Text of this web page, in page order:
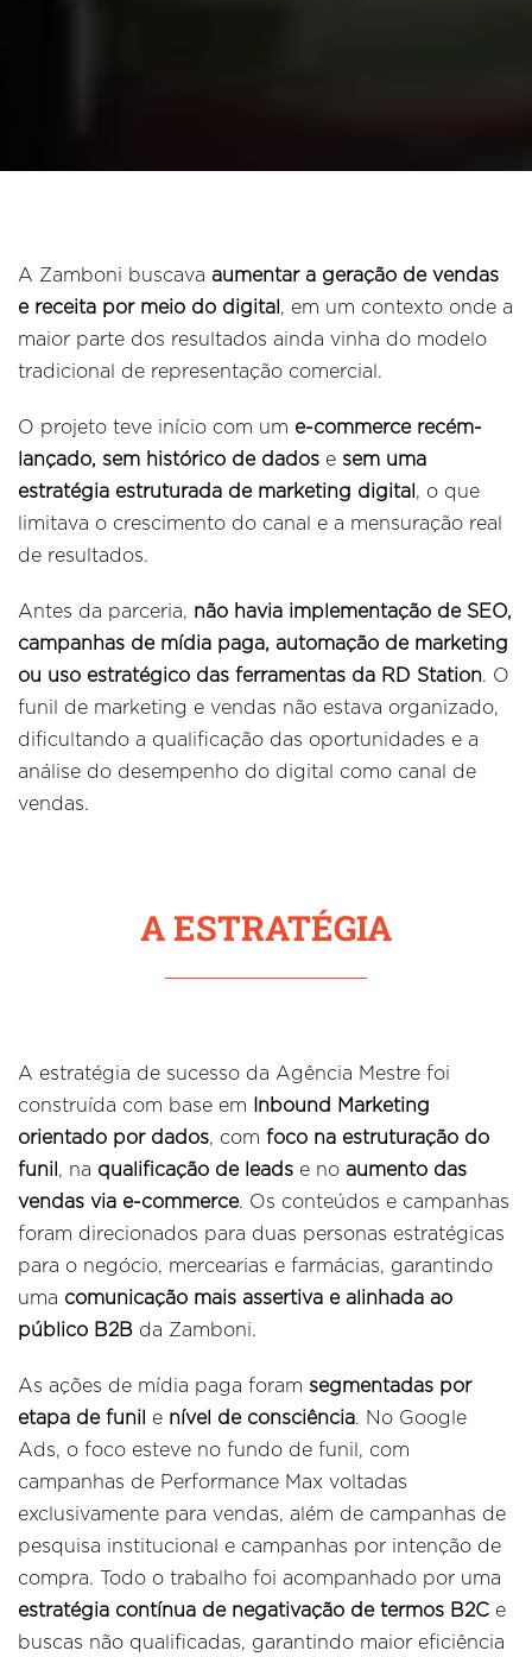
A Zamboni buscava aumentar a geração de vendas
e receita por meio do digital , em um contexto onde a
maior parte dos resultados ainda vinha do modelo
tradicional de representação comercial.
O projeto teve início com um e-commerce recém-
lançado, sem histórico de dados e sem uma
estratégia estruturada de marketing digital , o que
limitava o crescimento do canal e a mensuração real
de resultados.
Antes da parceria, não havia implementação de SEO,
campanhas de mídia paga, automação de marketing
ou uso estratégico das ferramentas da RD Station. O
funil de marketing e vendas não estava organizado,
dificultando a qualificação das oportunidades e a
análise do desempenho do digital como canal de
vendas.
A ESTRATÉGIA
A estratégia de sucesso da Agência Mestre foi
construída com base em
Inbound Marketing
orientado por dados, com foco na estruturação do
funil , na qualificação de leads e no aumento das
vendas via e-commerce. Os conteúdos e campanhas
foram direcionados para duas personas estratégicas
para o negócio, mercearias e farmácias, garantindo
uma comunicação mais assertiva e alinhada ao
público B2B da Zamboni.
As ações de mídia paga foram segmentadas por
etapa de funil
e nível de consciência. No Google
Ads, o foco esteve no fundo de funil, com
campanhas de Performance Max voltadas
exclusivamente para vendas, além de campanhas de
pesquisa institucional e campanhas por intenção de
compra. Todo o trabalho foi acompanhado por uma
estratégia contínua de negativação de termos B2C e
buscas não qualificadas, garantindo maior eficiência